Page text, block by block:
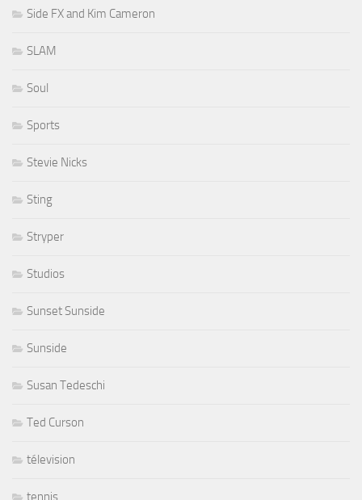
Side FX and Kim Cameron
SLAM
Soul
Sports
Stevie Nicks
Sting
Stryper
Studios
Sunset Sunside
Sunside
Susan Tedeschi
Ted Curson
télevision
tennis